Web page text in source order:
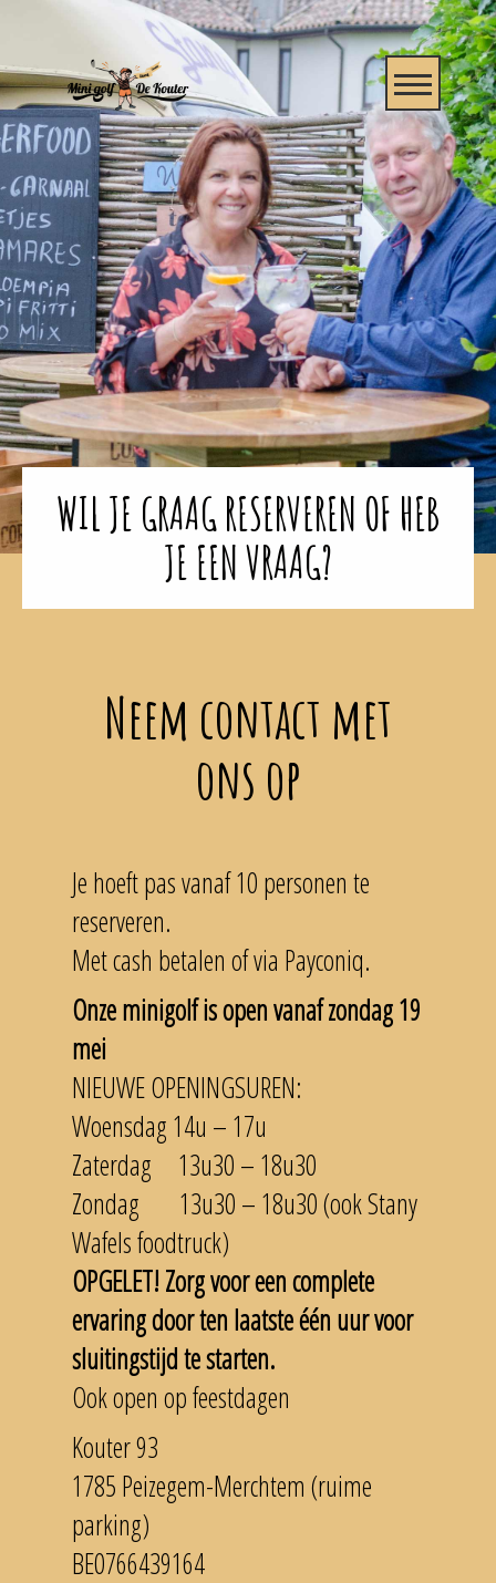
WIL JE GRAAG RESERVEREN OF HEB
JE EEN VRAAG?
Neem contact met
ons op
Je hoeft pas vanaf 10 personen te
reserveren.
Met cash betalen of via Payconiq.
Onze minigolf is open vanaf zondag 19
mei
NIEUWE OPENINGSUREN:
Woensdag 14u – 17u
Zaterdag 13u30 – 18u30
Zondag 13u30 – 18u30 (ook Stany
Wafels foodtruck)
OPGELET! Zorg voor een complete
ervaring door ten laatste één uur voor
sluitingstijd te starten.
Ook open op feestdagen
Kouter 93
1785 Peizegem-Merchtem (ruime
parking)
BE0766439164